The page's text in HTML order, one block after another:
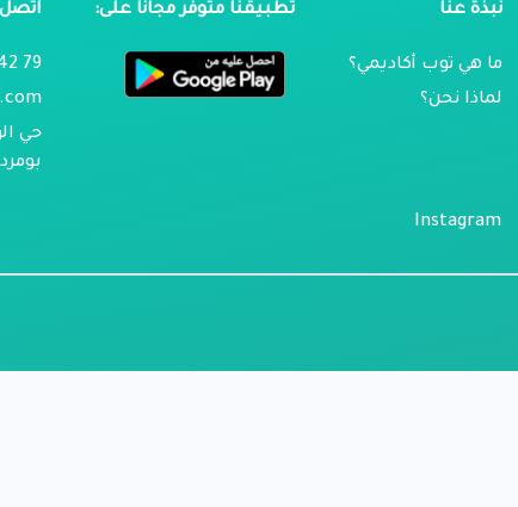
نبذة عنا
ما هي توب أكاديمي؟
لماذا نحن؟
تطبيقنا متوفر مجانا على: اتصل
79 42 95 024
حي
Instagram